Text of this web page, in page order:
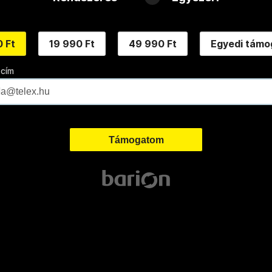
Ft 19 990 Ft 49 990 Ft Egyedi